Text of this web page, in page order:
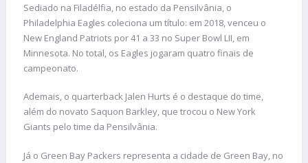
Sediado na Filadélfia, no estado da Pensilvânia, o
Philadelphia Eagles coleciona um título: em 2018, venceu o
New England Patriots por 41 a 33 no Super Bowl LII, em
Minnesota. No total, os Eagles jogaram quatro finais de
campeonato.
Ademais, o quarterback Jalen Hurts é o destaque do time,
além do novato Saquon Barkley, que trocou o New York
Giants pelo time da Pensilvânia.
Já o Green Bay Packers representa a cidade de Green Bay, no